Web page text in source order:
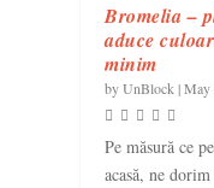
Bromelia –
aduce
minim
byUnBlock |May
Pe măsură ce
acasă, ne